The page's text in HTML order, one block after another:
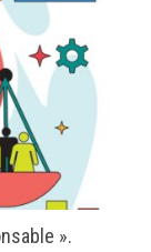
».